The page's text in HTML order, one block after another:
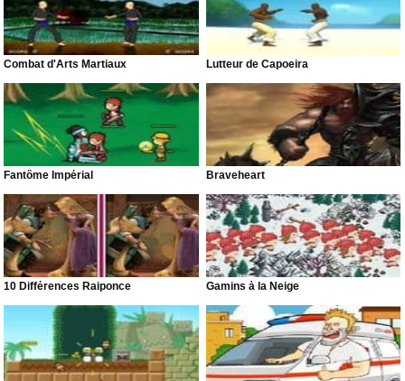
Combat d'Arts Martiaux Lutteur de Capoeira
Fantôme Impérial Braveheart
10 Différences Raiponce Gamins à la Neige